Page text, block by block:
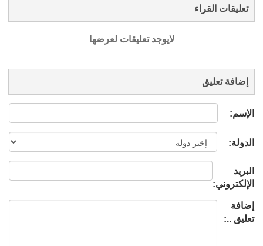
تعليقات القراء
لايوجد تعليقات لعرضها
إضافة تعليق
الإسم:
الدولة:
البريد
الإلكتروني:
إضافة
تعليق ..: